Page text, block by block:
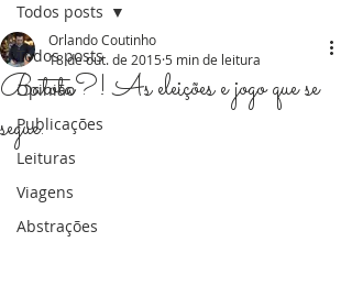
Todos posts
Opinião
Publicações
Leituras
Viagens
Abstrações
Todos posts
Batota?! As eleições e jogo que se
segue.
Orlando Coutinho
18 de out. de 2015 5 min de leitura